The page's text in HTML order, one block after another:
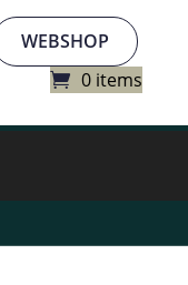
WEBSHOP
0 items